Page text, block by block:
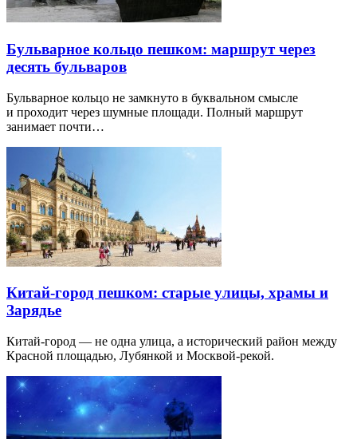
Бульварное кольцо пешком: маршрут через
десять бульваров
Бульварное кольцо не замкнуто в буквальном смысле
и проходит через шумные площади. Полный маршрут
занимает почти…
Китай-город пешком: старые улицы, храмы и
Зарядье
Китай-город — не одна улица, а исторический район между
Красной площадью, Лубянкой и Москвой-рекой.